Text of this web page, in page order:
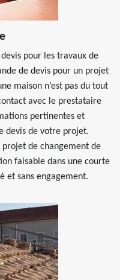
pour les travaux de
de devis pour un projet
maison n’est pas du tout
avec le prestataire
pertinentes et
devis de votre projet.
projet de changement de
faisable dans une courte
et sans engagement.